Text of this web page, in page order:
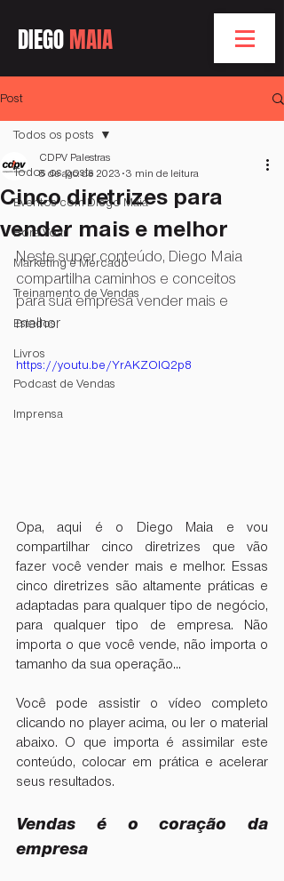
DIEGOMAIA
Post
Todos os posts
Eventos com Diego Maia
Bóra Voar
Marketing e Mercado
Treinamento de Vendas
Estados
Livros
Podcast de Vendas
Imprensa
Todos os posts
Cinco diretrizes para
vender mais e melhor
CDPV Palestras
8 de ago. de 2023 3 min de leitura
Neste super conteúdo, Diego Maia
compartilha caminhos e conceitos
para sua empresa vender mais e
melhor
https://youtu.be/YrAKZOlQ2p8
Opa, aqui é o Diego Maia e vou
compartilhar cinco diretrizes que vão
fazer você vender mais e melhor. Essas
cinco diretrizes são altamente práticas e
adaptadas para qualquer tipo de negócio,
para qualquer tipo de empresa. Não
importa o que você vende, não importa o
tamanho da sua operação...
Você pode assistir o vídeo completo
clicando no player acima, ou ler o material
abaixo. O que importa é assimilar este
conteúdo, colocar em prática e acelerar
seus resultados.
Vendas é o coração da
empresa